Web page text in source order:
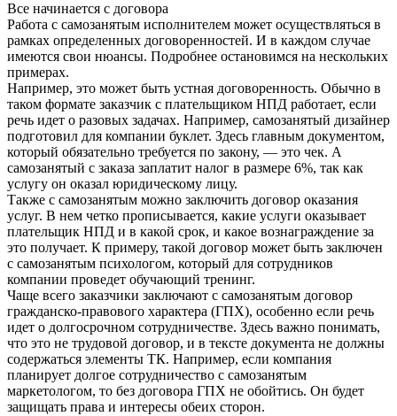
Все начинается с договора
Работа с самозанятым исполнителем может осуществляться в
рамках определенных договоренностей. И в каждом случае
имеются свои нюансы. Подробнее остановимся на нескольких
примерах.
Например, это может быть устная договоренность. Обычно в
таком формате заказчик с плательщиком НПД работает, если
речь идет о разовых задачах. Например, самозанятый дизайнер
подготовил для компании буклет. Здесь главным документом,
который обязательно требуется по закону, — это чек. А
самозанятый с заказа заплатит налог в размере 6%, так как
услугу он оказал юридическому лицу.
Также с самозанятым можно заключить договор оказания
услуг. В нем четко прописывается, какие услуги оказывает
плательщик НПД и в какой срок, и какое вознаграждение за
это получает. К примеру, такой договор может быть заключен
с самозанятым психологом, который для сотрудников
компании проведет обучающий тренинг.
Чаще всего заказчики заключают с самозанятым договор
гражданско-правового характера (ГПХ), особенно если речь
идет о долгосрочном сотрудничестве. Здесь важно понимать,
что это не трудовой договор, и в тексте документа не должны
содержаться элементы ТК. Например, если компания
планирует долгое сотрудничество с самозанятым
маркетологом, то без договора ГПХ не обойтись. Он будет
защищать права и интересы обеих сторон.